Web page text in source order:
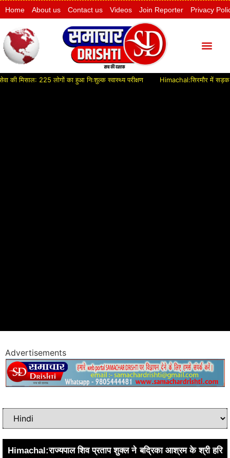
Home About us Contact us Videos Join Reporter Privacy
225 लोगों का हुआ निःशुल्क स्वास्थ्य परीक्षण Himachal:सिरमौर में सड़क विकास
Advertisements
Himachal:राज्यपाल शिव प्रताप शुक्ल ने बद्रिका आश्रम के श्री हरि